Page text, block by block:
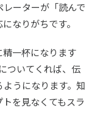
ーターが「読んで
なりがちです。
一杯になります
ついてくれば、伝
うになります。知
を見なくてもスラ